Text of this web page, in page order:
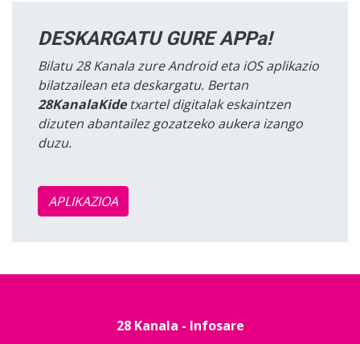
DESKARGATU GURE APPa!
Bilatu 28 Kanala zure Android eta iOS aplikazio
bilatzailean eta deskargatu. Bertan
28KanalaKidetxartel digitalak eskaintzen
dizuten abantailez gozatzeko aukera izango
duzu.
APLIKAZIOA
28 Kanala - Infosare